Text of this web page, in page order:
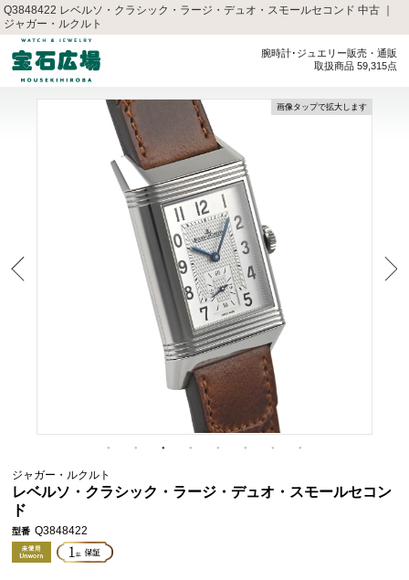
Q3848422 レベルソ・クラシック・ラージ・デュオ・スモールセコンド 中古 ｜
ジャガー・ルクルト
腕時計･ジュエリー販売・通販
取扱商品 59,315点
画像タップで拡大します
ジャガー・ルクルト
レベルソ・クラシック・ラージ・デュオ・スモールセコン
ド
型番 Q3848422